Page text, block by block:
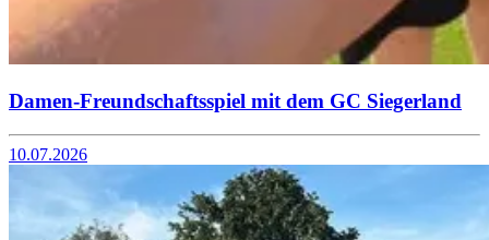
Damen-Freundschaftsspiel mit dem GC Siegerland
10.07.2026